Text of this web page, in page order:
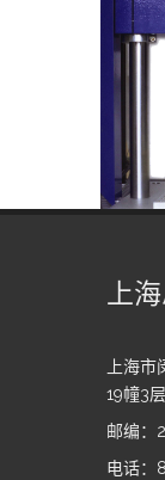
上
上海
19幢3层
邮编：
电话：